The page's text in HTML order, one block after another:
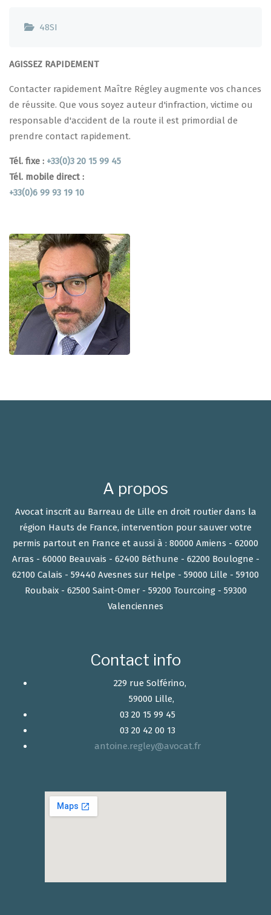
48SI
AGISSEZ RAPIDEMENT
Contacter rapidement Maître Régley augmente vos chances
de réussite. Que vous soyez auteur d'infraction, victime ou
responsable d'accident de la route il est primordial de
prendre contact rapidement.
Tél. fixe : +33(0)3 20 15 99 45
Tél. mobile direct :
+33(0)6 99 93 19 10
A propos
Avocat inscrit au Barreau de Lille en droit routier dans la
région Hauts de France, intervention pour sauver votre
permis partout en France et aussi à : 80000 Amiens - 62000
Arras - 60000 Beauvais - 62400 Béthune - 62200 Boulogne -
62100 Calais - 59440 Avesnes sur Helpe - 59000 Lille - 59100
Roubaix - 62500 Saint-Omer - 59200 Tourcoing - 59300
Valenciennes
Contact info
229 rue Solférino,
59000 Lille,
03 20 15 99 45
03 20 42 00 13
antoine.regley@avocat.fr